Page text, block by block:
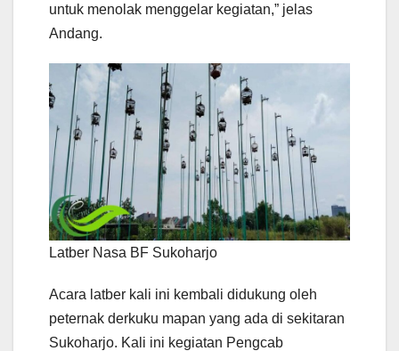
untuk menolak menggelar kegiatan,” jelas
Andang.
Latber Nasa BF Sukoharjo
Acara latber kali ini kembali didukung oleh
peternak derkuku mapan yang ada di sekitaran
Sukoharjo. Kali ini kegiatan Pengcab